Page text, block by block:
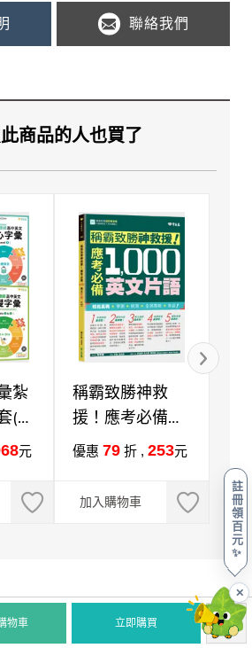
註
冊
領
百
元
✨
✕
物車 立即購買
聯絡我們
商品的人也買了
紮
(5
元
稱霸致勝神救
援！應考必備
1000英文片語
音檔
優惠 79 折 , 253元
加入購物車
題
加